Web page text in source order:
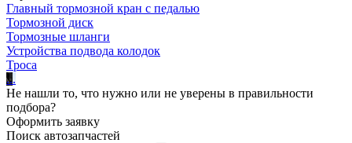
Главный тормозной кран с педалью
Тормозной диск
Тормозные шланги
Устройства подвода колодок
Троса
...
Не нашли то, что нужно или не уверены в правильности
подбора?
Оформить заявку
Поиск автозапчастей